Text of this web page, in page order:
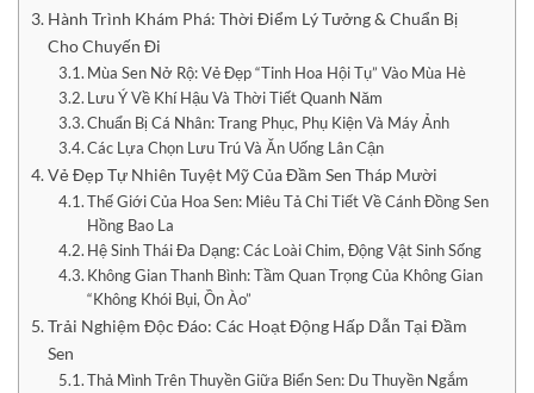
Hành Trình Khám Phá: Thời Điểm Lý Tưởng & Chuẩn Bị
Cho Chuyến Đi
Mùa Sen Nở Rộ: Vẻ Đẹp “Tinh Hoa Hội Tụ” Vào Mùa Hè
Lưu Ý Về Khí Hậu Và Thời Tiết Quanh Năm
Chuẩn Bị Cá Nhân: Trang Phục, Phụ Kiện Và Máy Ảnh
Các Lựa Chọn Lưu Trú Và Ăn Uống Lân Cận
Vẻ Đẹp Tự Nhiên Tuyệt Mỹ Của Đầm Sen Tháp Mười
Thế Giới Của Hoa Sen: Miêu Tả Chi Tiết Về Cánh Đồng Sen
Hồng Bao La
Hệ Sinh Thái Đa Dạng: Các Loài Chim, Động Vật Sinh Sống
Không Gian Thanh Bình: Tầm Quan Trọng Của Không Gian
“Không Khói Bụi, Ồn Ào”
Trải Nghiệm Độc Đáo: Các Hoạt Động Hấp Dẫn Tại Đầm
Sen
Thả Mình Trên Thuyền Giữa Biển Sen: Du Thuyền Ngắm